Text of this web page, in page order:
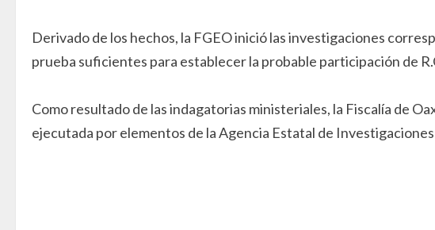
Derivado de los hechos, la FGEO inició las investigaciones
prueba suficientes para establecer la probable participación de
Como resultado de las indagatorias ministeriales, la Fiscalía de
ejecutada por elementos de la Agencia Estatal de